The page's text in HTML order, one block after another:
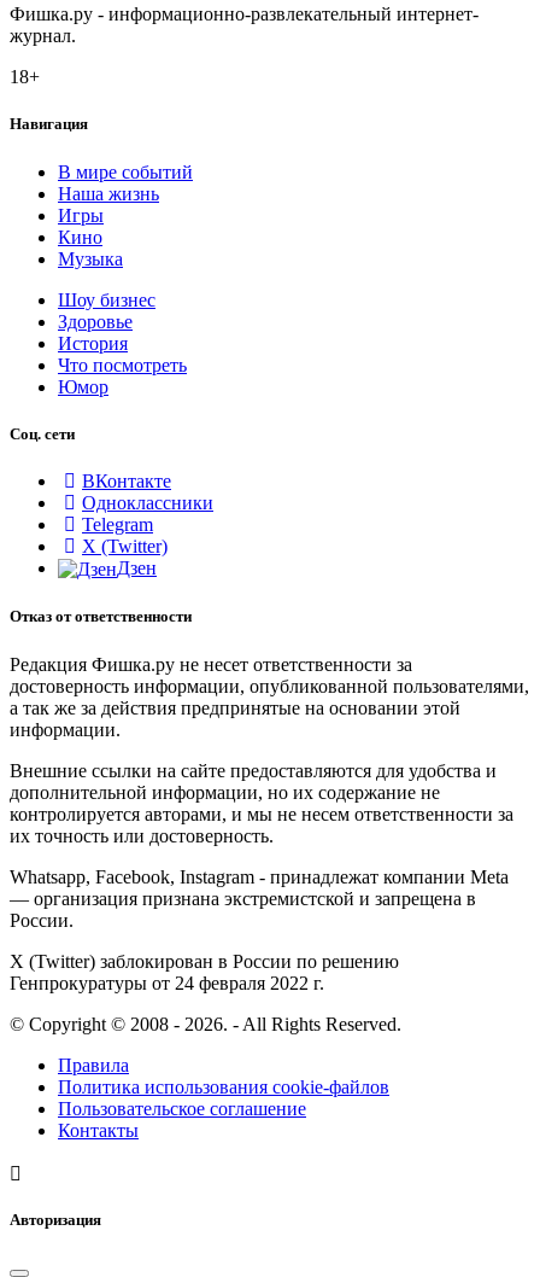
Фишка.ру - информационно-развлекательный интернет-
журнал.
18+
Навигация
В мире событий
Наша жизнь
Игры
Кино
Музыка
Шоу бизнес
Здоровье
История
Что посмотреть
Юмор
Соц. сети
ВКонтакте
Одноклассники
Telegram
X (Twitter)
Дзен
Отказ от ответственности
Редакция Фишка.ру не несет ответственности за
достоверность информации, опубликованной пользователями,
а так же за действия предпринятые на основании этой
информации.
Внешние ссылки на сайте предоставляются для удобства и
дополнительной информации, но их содержание не
контролируется авторами, и мы не несем ответственности за
их точность или достоверность.
Whatsapp, Facebook, Instagram - принадлежат компании Meta
— организация признана экстремистской и запрещена в
России.
X (Twitter) заблокирован в России по решению
Генпрокуратуры от 24 февраля 2022 г.
© Copyright © 2008 - 2026. - All Rights Reserved.
Правила
Политика использования cookie-файлов
Пользовательское соглашение
Контакты
Авторизация